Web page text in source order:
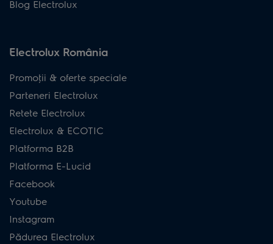
Blog Electrolux
Electrolux România
Promoţii & oferte speciale
Parteneri Electrolux
Retete Electrolux
Electrolux & ECOTIC
Platforma B2B
Platforma E-Lucid
Facebook
Youtube
Instagram
Pădurea Electrolux